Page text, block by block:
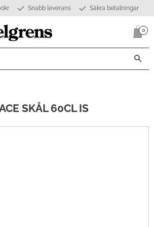
Snabb leverans Säkra betalningar
0
SKÅL 60CL IS